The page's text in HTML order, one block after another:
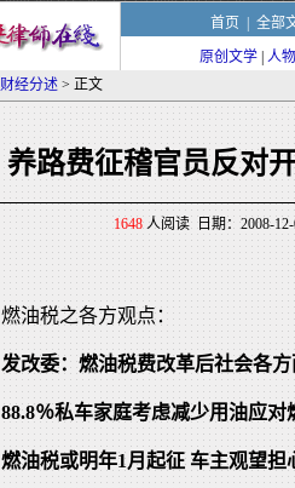
首页 全部
原创文学 人
财经分述> 正文
养路费征稽官员反对
1648人阅读 日期：2008-
燃油税之各方观点：
发改委：燃油税费改革后社会各
88.8％私车家庭考虑减少用油应对
燃油税或明年1月起征 车主观望担